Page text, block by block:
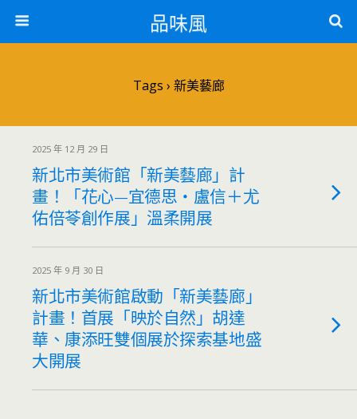
品味風
Tags › 新美藝廊
2025 年 12 月 29 日
新北市美術館「新美藝廊」計
畫！「花心—宜德思・盧信＋尤
佑倍苓創作展」溫柔開展
2025 年 9 月 30 日
新北市美術館啟動「新美藝廊」
計畫！首展「映於自然」胡達
華、康添旺雙個展於探索基地盛
大開展